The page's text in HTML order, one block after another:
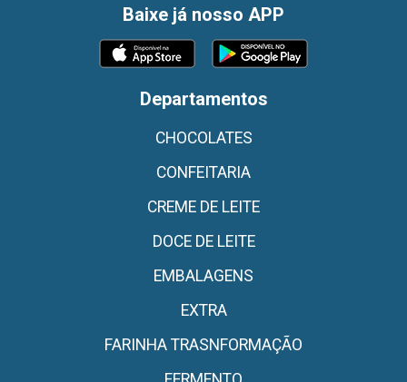
Baixe já nosso APP
Departamentos
CHOCOLATES
CONFEITARIA
CREME DE LEITE
DOCE DE LEITE
EMBALAGENS
EXTRA
FARINHA TRASNFORMAÇÃO